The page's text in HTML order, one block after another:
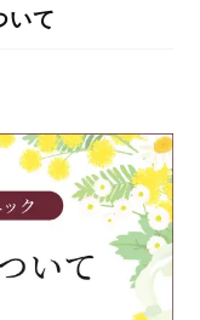
いて